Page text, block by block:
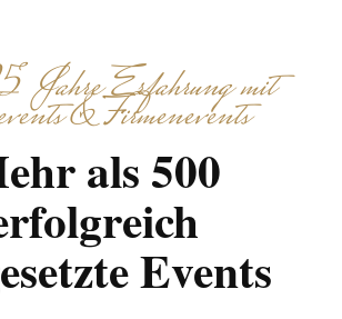
Jahre Erfahrung mit
& Firmenevents
als 500
Events